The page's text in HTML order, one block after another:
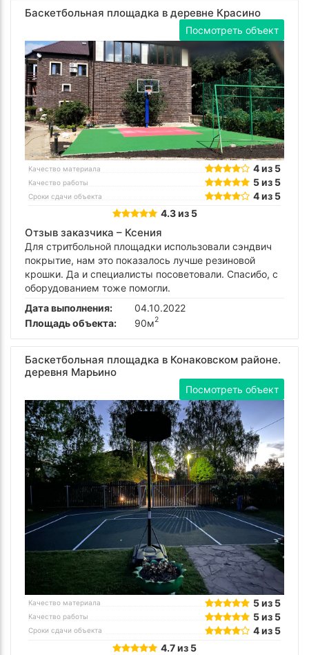
Баскетбольная площадка в деревне Красино
Посмотреть объект
Качество материала 4 из 5
Качество работы 5 из 5
Сроки сдачи объекта
4 из 5
4.3 из 5
Отзыв заказчика – Ксения
Для стритбольной площадки использовали сэндвич
покрытие, нам это показалось лучше резиновой
крошки. Да и специалисты посоветовали. Спасибо, с
оборудованием тоже помогли.
Дата выполнения:
04.10.2022
Площадь объекта:
90м2
Баскетбольная площадка в Конаковском районе.
деревня Марьино
Посмотреть объект
Качество материала 5 из 5
Качество работы 5 из 5
Сроки сдачи объекта
4 из 5
4.7 из 5